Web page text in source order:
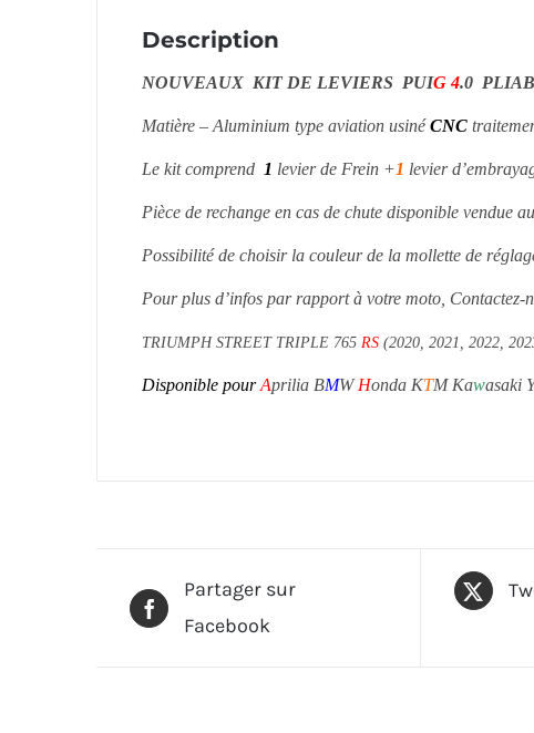
Description
NOUVEAUX KIT DE LEVIERS PUIG 4 .0
Matière – Aluminium type aviation usinéCNC
Le kit comprend 1 levier de Frein +1 levier
Pièce de rechange en cas de chute disponible vendue
Possibilité de choisir la couleur de la mollette de
Pour plus d’infos par rapport à votre moto, Contactez-
TRIUMPH STREET TRIPLE 765 RS (2020, 2021, 2022,
Disponible pour Aprilia BMWHonda KTM Kawasaki
Partager sur
Facebook